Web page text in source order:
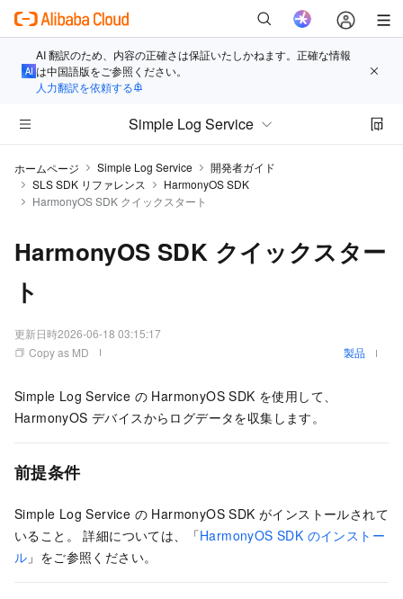
AI 翻訳のため、内容の正確さは保証いたしかねます。正確な情報
は中国語版をご参照ください。
人力翻訳を依頼する
Simple Log Service
ホームページ Simple Log Service
開発者ガイド
SLS SDK リファレンス
HarmonyOS SDK
HarmonyOS SDK クイックスタート
HarmonyOS SDK クイックスター
ト
更新日時2026-06-18 03:15:17
Copy as MD
製品
Simple Log Service の HarmonyOS SDK を使用して、
HarmonyOS デバイスからログデータを収集します。
前提条件
Simple Log Service の HarmonyOS SDK がインストールされて
いること。 詳細については、「HarmonyOS SDK のインストー
ル 」をご参照ください。